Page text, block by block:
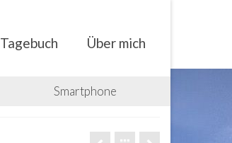
Tagebuch Über mich
Smartphone